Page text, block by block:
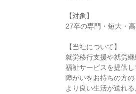
【対象】
27卒の専門・短大・
【当社について】
就労移行支援や就労
福祉サービスを提供し
障がいをお持ちの方
より良い生活が送れる